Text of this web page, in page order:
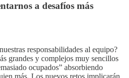
a desafíos más
responsabilidades al equipo?
grandes y complejos muy sencillos
ocupados” absorbiendo
más. Los nuevos retos implicarán